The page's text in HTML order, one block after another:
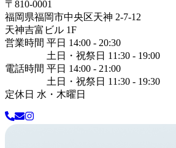
〒 810-0001
福岡県福岡市中央区天神 2-7-12
天神吉富ビル 1F
営業時間 平日 14:00 - 20:30
土日・祝祭日 11:30 - 19:00
電話時間 平日 14:00 - 21:00
土日・祝祭日 11:30 - 19:30
定休日 水・木曜日